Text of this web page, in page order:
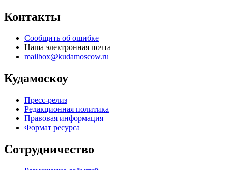
Контакты
Сообщить об ошибке
Наша электронная почта
mailbox@kudamoscow.ru
Кудамоскоу
Пресс-релиз
Редакционная политика
Правовая информация
Формат ресурса
Сотрудничество